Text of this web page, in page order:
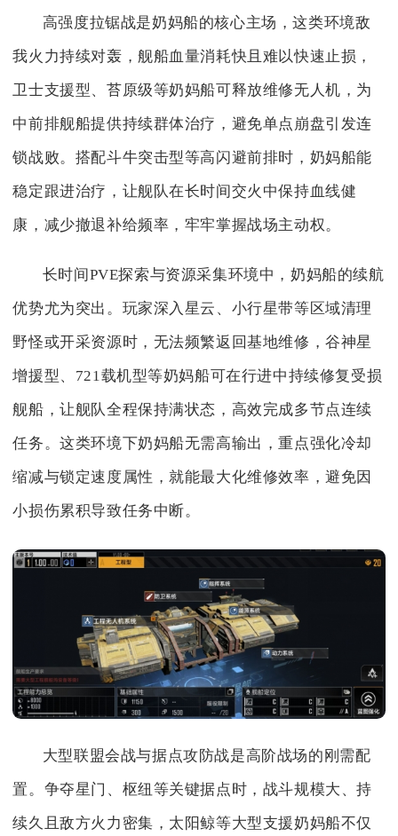
高强度拉锯战是奶妈船的核心主场，这类环境敌
我火力持续对轰，舰船血量消耗快且难以快速止损，
卫士支援型、苔原级等奶妈船可释放维修无人机，为
中前排舰船提供持续群体治疗，避免单点崩盘引发连
锁战败。搭配斗牛突击型等高闪避前排时，奶妈船能
稳定跟进治疗，让舰队在长时间交火中保持血线健
康，减少撤退补给频率，牢牢掌握战场主动权。
长时间PVE探索与资源采集环境中，奶妈船的续航
优势尤为突出。玩家深入星云、小行星带等区域清理
野怪或开采资源时，无法频繁返回基地维修，谷神星
增援型、721载机型等奶妈船可在行进中持续修复受损
舰船，让舰队全程保持满状态，高效完成多节点连续
任务。这类环境下奶妈船无需高输出，重点强化冷却
缩减与锁定速度属性，就能最大化维修效率，避免因
小损伤累积导致任务中断。
大型联盟会战与据点攻防战是高阶战场的刚需配
置。争夺星门、枢纽等关键据点时，战斗规模大、持
续久且敌方火力密集，太阳鲸等大型支援奶妈船不仅